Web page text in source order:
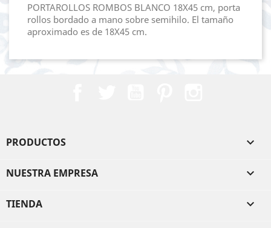
PORTAROLLOS ROMBOS BLANCO 18X45 cm, porta
rollos bordado a mano sobre semihilo. El tamaño
aproximado es de 18X45 cm.
PRODUCTOS 
NUESTRA EMPRESA 
TIENDA 